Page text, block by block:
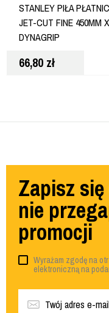
STANLEY PIŁA
JET-CUT FINE 450MM
DYNAGRIP
66,80 zł
Zapisz
nie
promocji
Wyrażam zgodę na
elektroniczną na